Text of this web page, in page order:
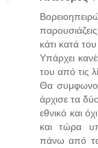
κάτι κατά
Υπάρχει
του από τις
Θα
άρχισε τα
εθνικό και
και τώρα
πάνω από